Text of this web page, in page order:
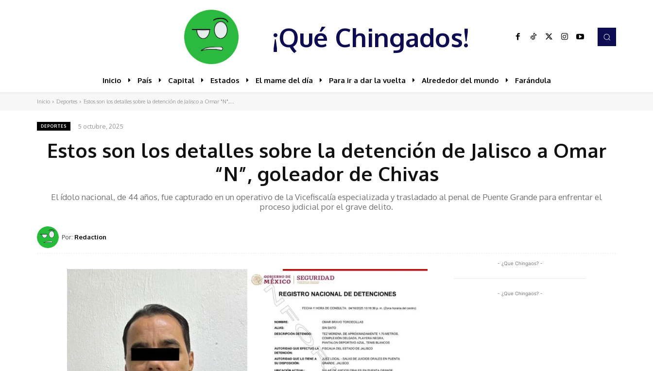
¡Qué Chingados!
Inicio País Capital Estados El mame del día Para ir a dar la vuelta Alrededor del mundo Farándula
Inicio Deportes Estos son los detalles sobre la detención de Jalisco a Omar "N",...
DEPORTES 5 octubre, 2025
Estos son los detalles sobre la detención de Jalisco a Omar
“N”, goleador de Chivas
El ídolo nacional, de 44 años, fue capturado en un operativo de la Vicefiscalía especializada y trasladado al penal de Puente Grande para enfrentar el
proceso judicial por el grave delito.
Por: Redaction
- ¿Que Chingaos? -
- ¿Que Chingaos? -